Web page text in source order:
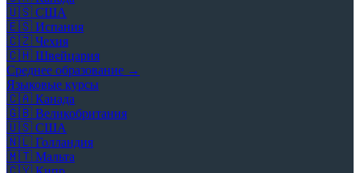
🇺🇸 США
🇪🇸 Испания
🇨🇿 Чехия
🇨🇭 Швейцария
Среднее образование →
Языковые курсы
🇨🇦 Канада
🇬🇧 Великобритания
🇺🇸 США
🇳🇱 Голландия
🇲🇹 Мальта